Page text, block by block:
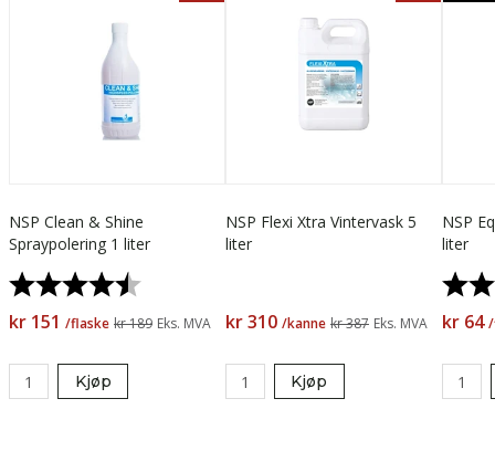
NSP Clean & Shine
Spraypolering 1 liter
Karakter:
kr 151 /flaske kr 189 Eks. MVA
Kjøp
NSP Flexi Xtra Vintervask 5
liter
kr 310 /kanne kr 387 Eks. MVA
Kjøp
NSP
liter
kr 64